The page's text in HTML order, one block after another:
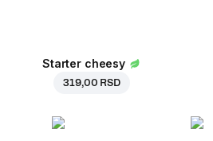
Starter cheesy
319,00 RSD